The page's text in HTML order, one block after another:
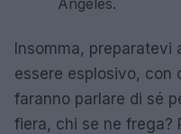
Angeles.
Insomma,
essere esplosivo, con
faranno parlare di sé
fiera, chi se ne frega?